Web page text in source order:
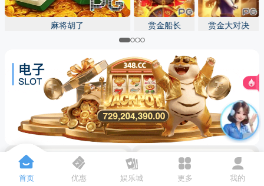
麻将胡了 赏金船长 赏金大对决
首页 优惠 娱乐城 更多 我的